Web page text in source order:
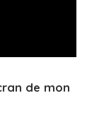
de mon